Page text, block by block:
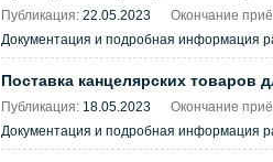
Публикация: 22.05.2023 Окончание
Документация и подробная информация
Поставка канцелярских
Публикация: 18.05.2023 Окончание
Документация и подробная информация